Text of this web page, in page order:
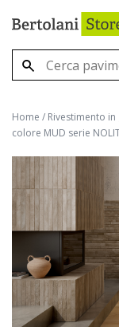
Home / Rivestimento
colore MUD serie